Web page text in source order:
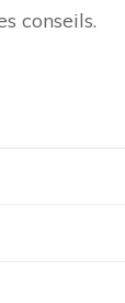
conseils.